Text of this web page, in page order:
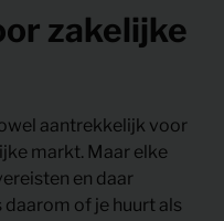
zakelijke
aantrekkelijk voor
markt. Maar elke
en daar
daarom of je huurt als